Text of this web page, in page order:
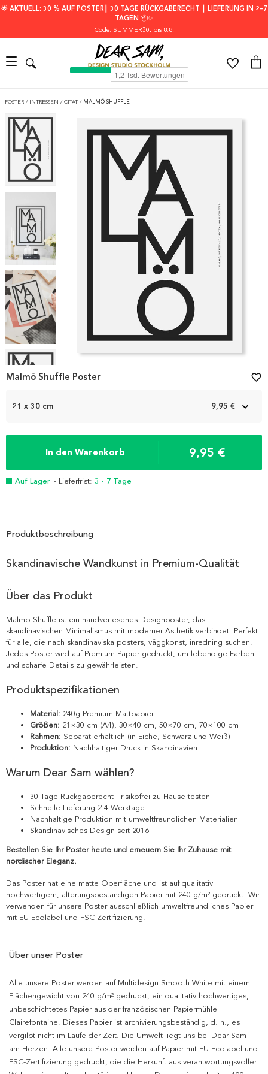
🌟 AKTUELL: 30 % AUF POSTER┃ 30 TAGE RÜCKGABERECHT ┃ LIEFERUNG IN 2–7
TAGEN 📦✨
Code: SUMMER30, bis 8.8.
POSTER / INTRESSEN / CITAT / MALMÖ SHUFFLE
1
21 x 30 cm 9,95 €
In den Warenkorb 9,95 €
Auf Lager - Lieferfrist: 3 - 7 Tage
Malmö Shuffle Poster favorite_border
Produktbeschreibung
Skandinavische Wandkunst in Premium-Qualität
Über das Produkt
Malmö Shuffle ist ein handverlesenes Designposter, das
skandinavischen Minimalismus mit moderner Ästhetik verbindet. Perfekt
für alle, die nach skandinaviska posters, väggkonst, inredning suchen.
Jedes Poster wird auf Premium-Papier gedruckt, um lebendige Farben
und scharfe Details zu gewährleisten.
Produktspezifikationen
Material: 240g Premium-Mattpapier
Größen: 21×30 cm (A4), 30×40 cm, 50×70 cm, 70×100 cm
Rahmen: Separat erhältlich (in Eiche, Schwarz und Weiß)
Produktion: Nachhaltiger Druck in Skandinavien
Warum Dear Sam wählen?
30 Tage Rückgaberecht - risikofrei zu Hause testen
Schnelle Lieferung 2-4 Werktage
Nachhaltige Produktion mit umweltfreundlichen Materialien
Skandinavisches Design seit 2016
Bestellen Sie Ihr Poster heute und erneuern Sie Ihr Zuhause mit
nordischer Eleganz.
Das Poster hat eine matte Oberfläche und ist auf qualitativ
hochwertigem, alterungsbeständigen Papier mit 240 g/m² gedruckt. Wir
verwenden für unsere Poster ausschließlich umweltfreundliches Papier
mit EU Ecolabel und FSC-Zertifizierung.
Über unser Poster
Alle unsere Poster werden auf Multidesign Smooth White mit einem
Flächengewicht von 240 g/m² gedruckt, ein qualitativ hochwertiges,
unbeschichtetes Papier aus der französischen Papiermühle
Clairefontaine. Dieses Papier ist archivierungsbeständig, d. h., es
vergilbt nicht im Laufe der Zeit. Die Umwelt liegt uns bei Dear Sam
am Herzen. Alle unsere Poster werden auf Papier mit EU Ecolabel und
FSC-Zertifizierung gedruckt, die die Herkunft aus verantwortungsvoller